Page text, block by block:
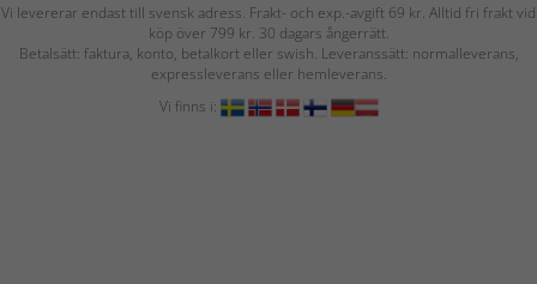
Vi levererar endast till svensk adress. Frakt- och exp.-avgift 69 kr. Alltid fri frakt vid
köp över 799 kr. 30 dagars ångerrätt.
Betalsätt: faktura, konto, betalkort eller swish. Leveranssätt: normalleverans,
expressleverans eller hemleverans.
Vi finns i: